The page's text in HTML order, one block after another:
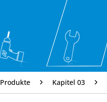
Produkte Kapitel 03